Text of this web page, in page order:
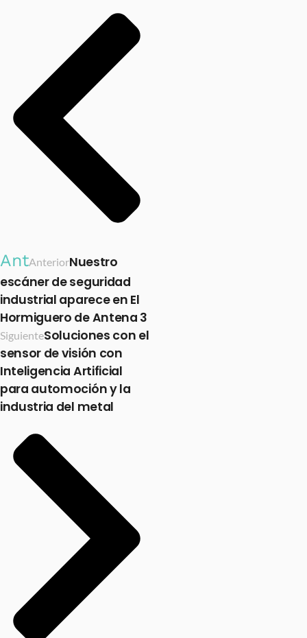
AntAnteriorNuestro
escáner de seguridad
industrial aparece en El
Hormiguero de Antena 3
SiguienteSoluciones con el
sensor de visión con
Inteligencia Artificial
para automoción y la
industria del metal